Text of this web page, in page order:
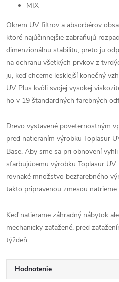
MIX
Okrem UV filtrov a absorbérov
ktoré najúčinnejšie zabraňujú
dimenzionálnu stabilitu, preto ju
na ochranu všetkých prvkov z
ju, keď chceme lesklejší konečný
UV Plus kvôli svojej vysokej
ho v 19 štandardných farebných
Drevo vystavené poveternostným
pred natieraním výrobku Toplasur
Base. Aby sme sa pri obnovení
sfarbujúcemu výrobku Toplasur
rovnaké množstvo bezfarebného
takto pripravenou zmesou natrieme
Keď natierame záhradný nábytok
mechanicky zaťažené, pred
týždeň.
Hodnotenie